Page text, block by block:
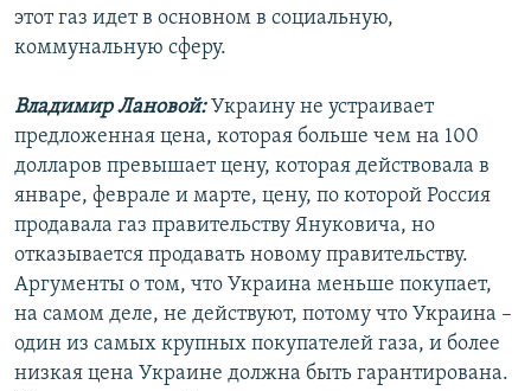
этот газ идет в основном в социальную,
коммунальную сферу.
Владимир Лановой: Украину не устраивает
предложенная цена, которая больше чем на 100
долларов превышает цену, которая действовала в
январе, феврале и марте, цену, по которой Россия
продавала газ правительству Януковича, но
отказывается продавать новому правительству.
Аргументы о том, что Украина меньше покупает,
на самом деле, не действуют, потому что Украина –
один из самых крупных покупателей газа, и более
низкая цена Украине должна быть гарантирована.